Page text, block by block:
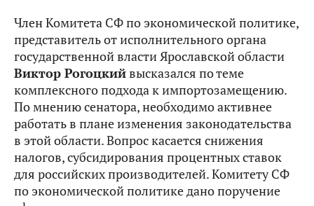
Член Комитета СФ по экономической политике,
представитель от исполнительного органа
государственной власти Ярославской области
Виктор Рогоцкийвысказался по теме
комплексного подхода к импортозамещению.
По мнению сенатора, необходимо активнее
работать в плане изменения законодательства
в этой области. Вопрос касается снижения
налогов, субсидирования процентных ставок
для российских производителей. Комитету СФ
по экономической политике дано поручение